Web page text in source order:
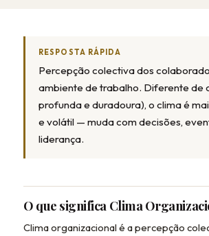
RESPOSTA RÁPIDA
Percepção colectiva dos
ambiente de trabalho. Diferente de
profunda e duradoura), o clima é
e volátil — muda com decisões,
liderança.
O que significa Clima
Clima organizacional é a percepção